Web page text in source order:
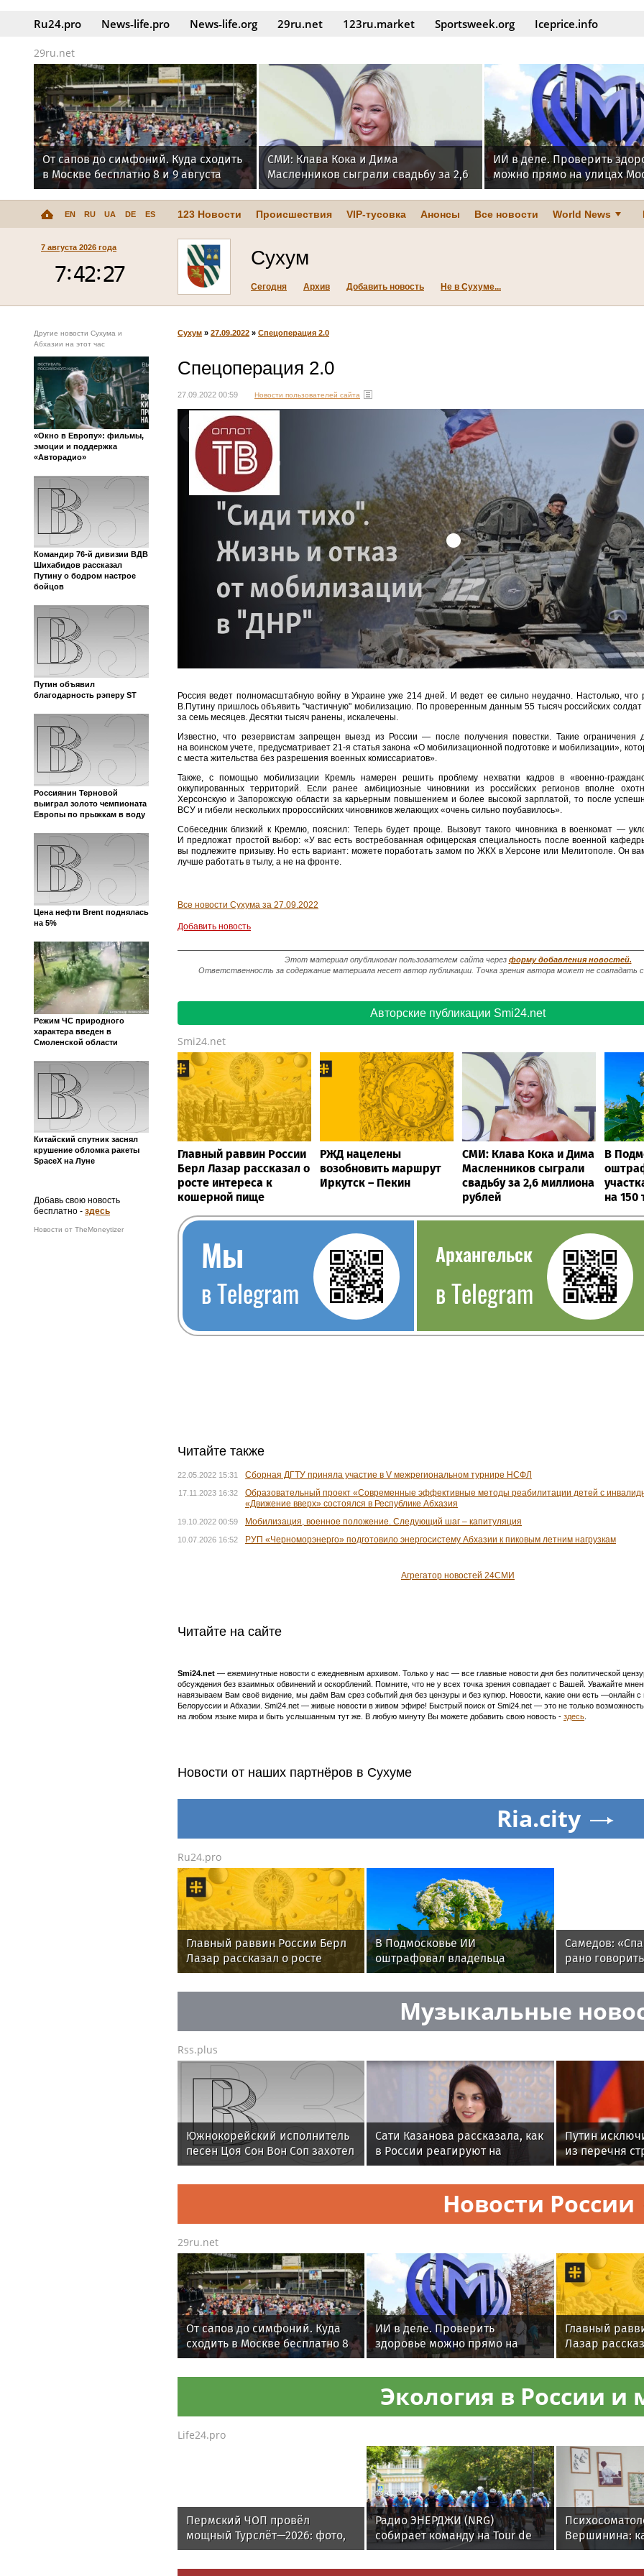
Ru24.pro News‑life.pro News‑life.org 29ru.net 123ru.market Sportsweek.org Iceprice.info
29ru.net
От сапов до симфоний. Куда сходить
в Москве бесплатно 8 и 9 августа
СМИ: Клава Кока и Дима
Масленников сыграли свадьбу за 2,6
миллиона рублей
ИИ в деле. Проверить
можно прямо на улицах
EN RU UA DE ES 123 Новости Происшествия VIP-тусовка Анонсы Все новости World News
7 августа 2026 года Сухум
Сегодня Архив Добавить новость Не в Сухуме...
Другие новости Сухума и
Абхазии на этот час
«Окно в Европу»: фильмы,
эмоции и поддержка
«Авторадио»
Командир 76-й дивизии ВДВ
Шихабидов рассказал
Путину о бодром настрое
бойцов
Путин объявил
благодарность рэперу ST
Россиянин Терновой
выиграл золото чемпионата
Европы по прыжкам в воду
Цена нефти Brent поднялась
на 5%
Режим ЧС природного
характера введен в
Смоленской области
Китайский спутник заснял
крушение обломка ракеты
SpaceX на Луне
Добавь свою новость
бесплатно - здесь
Новости от TheMoneytizer
Сухум » 27.09.2022 » Спецоперация 2.0
Спецоперация 2.0
27.09.2022 00:59 Новости пользователей сайта
Россия ведет полномасштабную войну в Украине уже 214 дней. И ведет ее сильно неудачно. Настолько, что
В.Путину пришлось объявить "частичную" мобилизацию. По проверенным данным 55 тысяч российских солдат
за семь месяцев. Десятки тысяч ранены, искалечены.
Известно, что резервистам запрещен выезд из России — после получения повестки. Такие ограничения
на воинском учете, предусматривает 21-я статья закона «О мобилизационной подготовке и мобилизации»,
с места жительства без разрешения военных комиссариатов».
Также, с помощью мобилизации Кремль намерен решить проблему нехватки кадров в «военно-
оккупированных территорий. Если ранее амбициозные чиновники из российских регионов вполне
Херсонскую и Запорожскую области за карьерным повышением и более высокой зарплатой, то после
ВСУ и гибели нескольких пророссийских чиновников желающих «очень сильно поубавилось».
Собеседник близкий к Кремлю, пояснил: Теперь будет проще. Вызовут такого чиновника в военкомат —
И предложат простой выбор: «У вас есть востребованная офицерская специальность после военной
вы подлежите призыву. Но есть вариант: можете поработать замом по ЖКХ в Херсоне или Мелитополе. Он
лучше работать в тылу, а не на фронте.
Все новости Сухума за 27.09.2022
Добавить новость
Этот материал опубликован пользователем сайта через форму добавления новостей.
Ответственность за содержание материала несет автор публикации. Точка зрения автора может не совпадать с
Авторские публикации Smi24.net
Smi24.net
Главный раввин России
Берл Лазар рассказал о
росте интереса к
кошерной пище
РЖД нацелены
возобновить маршрут
Иркутск – Пекин
СМИ: Клава Кока и Дима
Масленников сыграли
свадьбу за 2,6 миллиона
рублей
В
на 150
Мы
в Telegram
Архангельск
в Telegram
Читайте также
22.05.2022 15:31 Сборная ДГТУ приняла участие в V межрегиональном турнире НСФЛ
17.11.2023 16:32
Образовательный проект «Современные эффективные методы реабилитации детей с
«Движение вверх» состоялся в Республике Абхазия
19.10.2022 00:59 Мобилизация, военное положение. Следующий шаг – капитуляция
10.07.2026 16:52 РУП «Черноморэнерго» подготовило энергосистему Абхазии к пиковым летним нагрузкам
Агрегатор новостей 24СМИ
Читайте на сайте
Smi24.net — ежеминутные новости с ежедневным архивом. Только у нас — все главные новости дня без политической
обсуждения без взаимных обвинений и оскорблений. Помните, что не у всех точка зрения совпадает с Вашей. Уважайте
навязываем Вам своё видение, мы даём Вам срез событий дня без цензуры и без купюр. Новости, какие они есть —онлайн
Белоруссии и Абхазии. Smi24.net — живые новости в живом эфире! Быстрый поиск от Smi24.net — это не только
на любом языке мира и быть услышанным тут же. В любую минуту Вы можете добавить свою новость - здесь
Новости от наших партнёров в Сухуме
Ria.city
Ru24.pro
Главный раввин России Берл
Лазар рассказал о росте
интереса к кошерной пище
В Подмосковье ИИ
оштрафовал владельца
участка с борщевиком на 150
тысяч рублей
Самедов:
рано
Музыкальные
Rss.plus
Южнокорейский исполнитель
песен Цоя Сон Вон Соп захотел
провести отпуск в России
Сати Казанова рассказала, как
в России реагируют на
необычное имя ее дочери
Путин
из перечня
предприятий
Новости России
29ru.net
От сапов до симфоний. Куда
сходить в Москве бесплатно 8
и 9 августа
ИИ в деле. Проверить
здоровье можно прямо на
улицах Москвы
Главный
Лазар
интереса к
Экология в России и
Life24.pro
Пермский ЧОП провёл
мощный Турслёт—2026: фото,
результаты и впечатления от
мероприятия
Радио ЭНЕРДЖИ (NRG)
собирает команду на Tour de
Russie в Петербурге
Вершинина:
вернуть себе